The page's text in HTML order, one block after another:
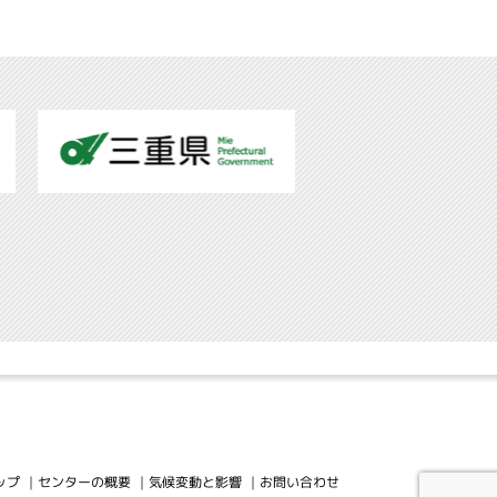
プ センターの概要 気候変動と影響 お問い合わせ